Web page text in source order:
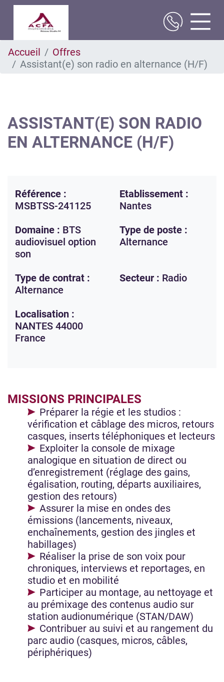
au
contenu
Accueil
Offres
Assistant(e) son radio en alternance (H/F)
ASSISTANT(E) SON RADIO
EN ALTERNANCE (H/F)
Référence :
MSBTSS-241125
Etablissement :
Nantes
Domaine : BTS
audiovisuel option
son
Type de poste :
Alternance
Type de contrat :
Alternance
Secteur : Radio
Localisation :
NANTES 44000
France
MISSIONS PRINCIPALES
Préparer la régie et les studios :
vérification et câblage des micros, retours
casques, inserts téléphoniques et lecteurs
Exploiter la console de mixage
analogique en situation de direct ou
d’enregistrement (réglage des gains,
égalisation, routing, départs auxiliaires,
gestion des retours)
Assurer la mise en ondes des
émissions (lancements, niveaux,
enchaînements, gestion des jingles et
habillages)
Réaliser la prise de son voix pour
chroniques, interviews et reportages, en
studio et en mobilité
Participer au montage, au nettoyage et
au prémixage des contenus audio sur
station audionumérique (STAN/DAW)
Contribuer au suivi et au rangement du
parc audio (casques, micros, câbles,
périphériques)